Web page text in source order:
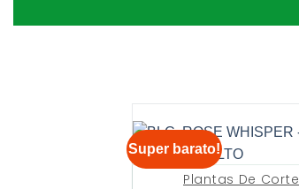
Super barato!
Plantas De Corte